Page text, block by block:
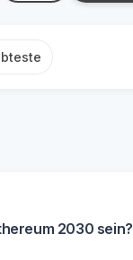
2030 sein?